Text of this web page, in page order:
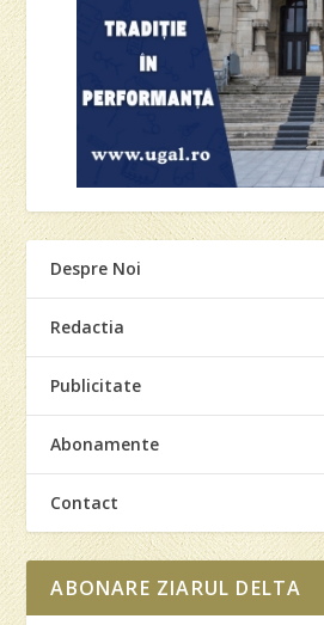
Despre Noi
Redactia
Publicitate
Abonamente
Contact
ABONARE ZIARUL DELTA